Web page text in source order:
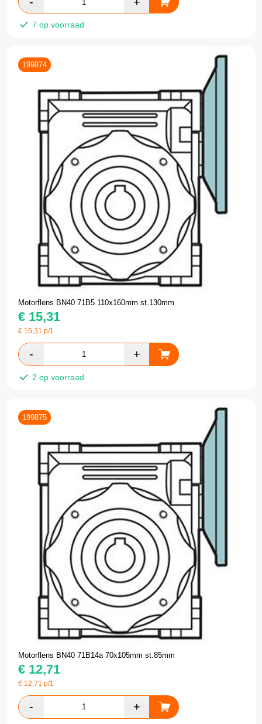
7 op voorraad
199874
Motorflens BN40 71B5 110x160mm st.130mm
€ 15,31
€ 15,31 p/1
2 op voorraad
199875
Motorflens BN40 71B14a 70x105mm st.85mm
€ 12,71
€ 12,71 p/1